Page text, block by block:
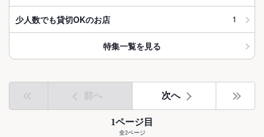
少人数でも貸切OKのお店 1
特集一覧を見る
前へ 次へ
1ページ目
全2ページ